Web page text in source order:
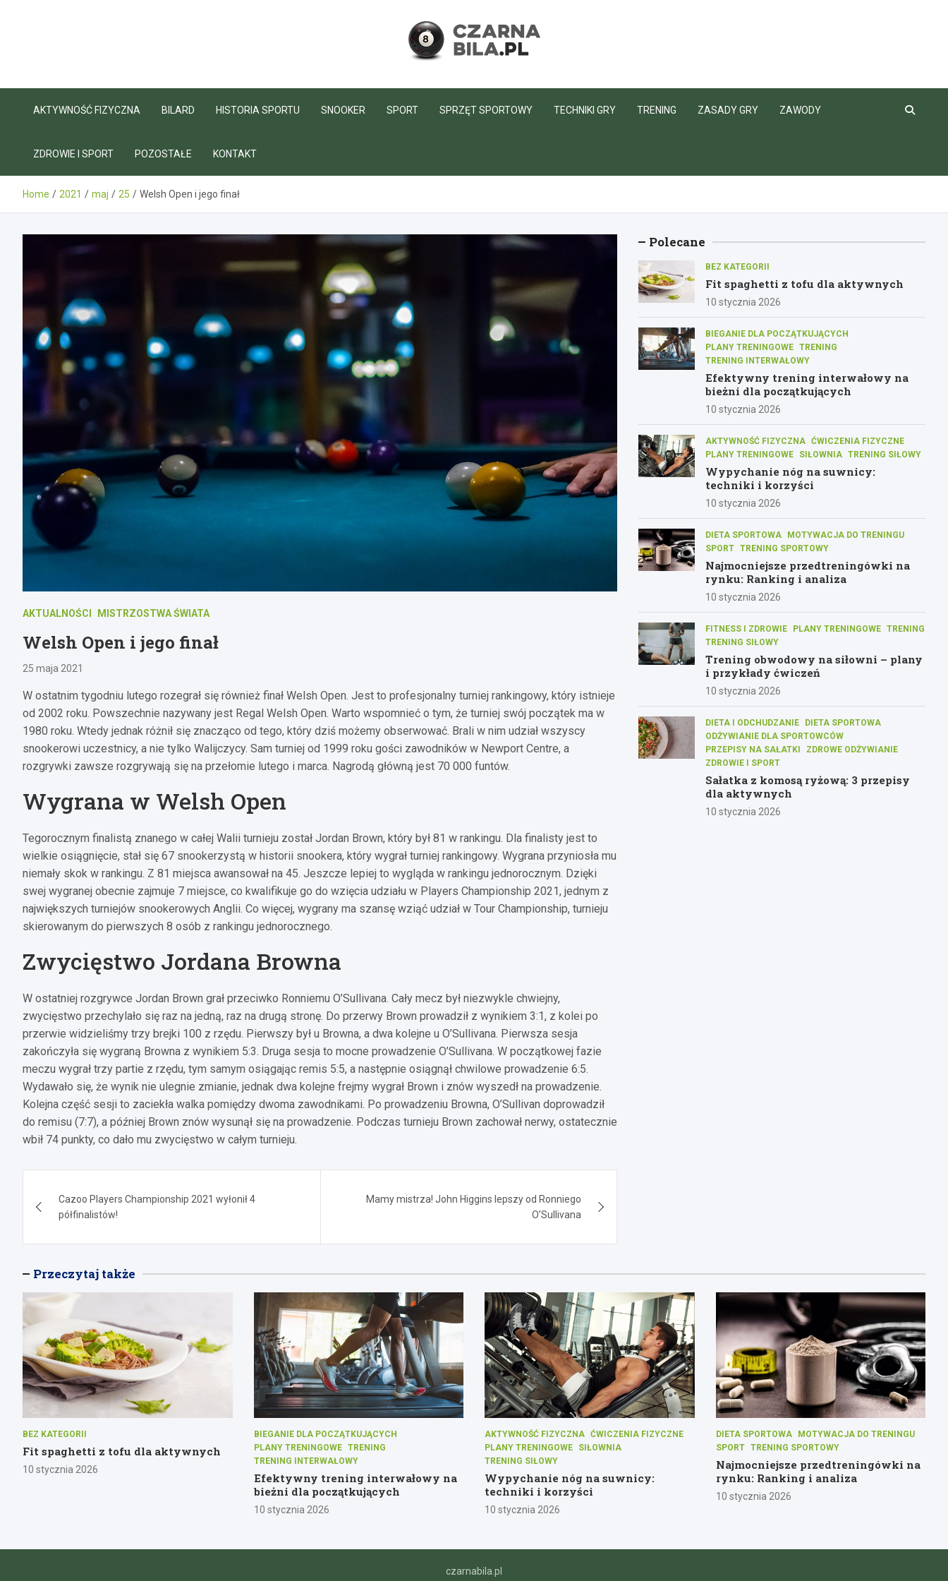
CzarnaBila.pl
AKTYWNOŚĆ FIZYCZNA BILARD HISTORIA SPORTU SNOOKER SPORT SPRZĘT SPORTOWY TECHNIKI GRY TRENING ZASADY GRY ZAWODY
ZDROWIE I SPORT POZOSTAŁE KONTAKT
Home 2021 maj 25 Welsh Open i jego finał
AKTUALNOŚCI MISTRZOSTWA ŚWIATA
Welsh Open i jego finał
25 maja 2021
W ostatnim tygodniu lutego rozegrał się również finał Welsh Open. Jest to profesjonalny turniej rankingowy, który istnieje
od 2002 roku. Powszechnie nazywany jest Regal Welsh Open. Warto wspomnieć o tym, że turniej swój początek ma w
1980 roku. Wtedy jednak różnił się znacząco od tego, który dziś możemy obserwować. Brali w nim udział wszyscy
snookerowi uczestnicy, a nie tylko Walijczycy. Sam turniej od 1999 roku gości zawodników w Newport Centre, a
rozgrywki zawsze rozgrywają się na przełomie lutego i marca. Nagrodą główną jest 70 000 funtów.
Wygrana w Welsh Open
Tegorocznym finalistą znanego w całej Walii turnieju został Jordan Brown, który był 81 w rankingu. Dla finalisty jest to
wielkie osiągnięcie, stał się 67 snookerzystą w historii snookera, który wygrał turniej rankingowy. Wygrana przyniosła mu
niemały skok w rankingu. Z 81 miejsca awansował na 45. Jeszcze lepiej to wygląda w rankingu jednorocznym. Dzięki
swej wygranej obecnie zajmuje 7 miejsce, co kwalifikuje go do wzięcia udziału w Players Championship 2021, jednym z
największych turniejów snookerowych Anglii. Co więcej, wygrany ma szansę wziąć udział w Tour Championship, turnieju
skierowanym do pierwszych 8 osób z rankingu jednorocznego.
Zwycięstwo Jordana Browna
W ostatniej rozgrywce Jordan Brown grał przeciwko Ronniemu O’Sullivana. Cały mecz był niezwykle chwiejny,
zwycięstwo przechylało się raz na jedną, raz na drugą stronę. Do przerwy Brown prowadził z wynikiem 3:1, z kolei po
przerwie widzieliśmy trzy brejki 100 z rzędu. Pierwszy był u Browna, a dwa kolejne u O’Sullivana. Pierwsza sesja
zakończyła się wygraną Browna z wynikiem 5:3. Druga sesja to mocne prowadzenie O’Sullivana. W początkowej fazie
meczu wygrał trzy partie z rzędu, tym samym osiągając remis 5:5, a następnie osiągnął chwilowe prowadzenie 6:5.
Wydawało się, że wynik nie ulegnie zmianie, jednak dwa kolejne frejmy wygrał Brown i znów wyszedł na prowadzenie.
Kolejna część sesji to zaciekła walka pomiędzy dwoma zawodnikami. Po prowadzeniu Browna, O’Sullivan doprowadził
do remisu (7:7), a później Brown znów wysunął się na prowadzenie. Podczas turnieju Brown zachował nerwy, ostatecznie
wbił 74 punkty, co dało mu zwycięstwo w całym turnieju.
wpisu
Cazoo Players Championship 2021 wyłonił 4
półfinalistów!
Mamy mistrza! John Higgins lepszy od Ronniego
O’Sullivana
Polecane
BEZ KATEGORII
Fit spaghetti z tofu dla aktywnych
10 stycznia 2026
BIEGANIE DLA POCZĄTKUJĄCYCH
PLANY TRENINGOWE TRENING
TRENING INTERWAŁOWY
Efektywny trening interwałowy na
bieżni dla początkujących
10 stycznia 2026
AKTYWNOŚĆ FIZYCZNA ĆWICZENIA FIZYCZNE
PLANY TRENINGOWE
SIŁOWNIA TRENING SIŁOWY
Wypychanie nóg na suwnicy:
techniki i korzyści
10 stycznia 2026
DIETA SPORTOWA
MOTYWACJA DO TRENINGU
SPORT TRENING SPORTOWY
Najmocniejsze przedtreningówki na
rynku: Ranking i analiza
10 stycznia 2026
FITNESS I ZDROWIE PLANY TRENINGOWE TRENING
TRENING SIŁOWY
Trening obwodowy na siłowni – plany
i przykłady ćwiczeń
10 stycznia 2026
DIETA I ODCHUDZANIE
DIETA SPORTOWA
ODŻYWIANIE DLA SPORTOWCÓW
PRZEPISY NA SAŁATKI
ZDROWE ODŻYWIANIE
ZDROWIE I SPORT
Sałatka z komosą ryżową: 3 przepisy
dla aktywnych
10 stycznia 2026
Przeczytaj także
BEZ KATEGORII
Fit spaghetti z tofu dla aktywnych
10 stycznia 2026
BIEGANIE DLA POCZĄTKUJĄCYCH
PLANY TRENINGOWE
TRENING
TRENING INTERWAŁOWY
Efektywny trening interwałowy na
bieżni dla początkujących
10 stycznia 2026
AKTYWNOŚĆ FIZYCZNA ĆWICZENIA FIZYCZNE
PLANY TRENINGOWE
SIŁOWNIA
TRENING SIŁOWY
Wypychanie nóg na suwnicy:
techniki i korzyści
10 stycznia 2026
DIETA SPORTOWA
MOTYWACJA DO TRENINGU
SPORT
TRENING SPORTOWY
Najmocniejsze przedtreningówki na
rynku: Ranking i analiza
10 stycznia 2026
czarnabila.pl